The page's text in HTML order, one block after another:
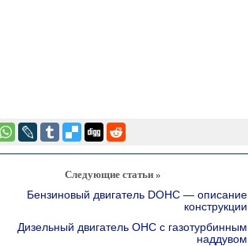
Следующие статьи »
Бензиновый двигатель DOHC — описание
конструкции
Дизельный двигатель OHC с газотурбинным
наддувом